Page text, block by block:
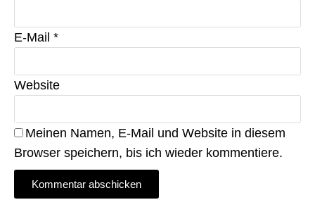
E-Mail *
Website
Meinen Namen, E-Mail und Website in diesem
Browser speichern, bis ich wieder kommentiere.